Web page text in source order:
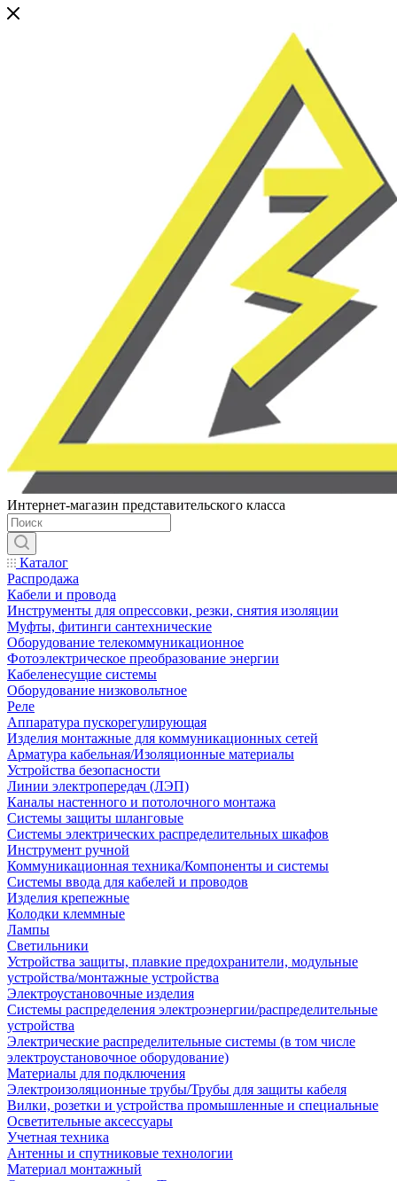
Интернет-магазин представительского класса
Каталог
Распродажа
Кабели и провода
Инструменты для опрессовки, резки, снятия изоляции
Муфты, фитинги сантехнические
Оборудование телекоммуникационное
Фотоэлектрическое преобразование энергии
Кабеленесущие системы
Оборудование низковольтное
Реле
Аппаратура пускорегулирующая
Изделия монтажные для коммуникационных сетей
Арматура кабельная/Изоляционные материалы
Устройства безопасности
Линии электропередач (ЛЭП)
Каналы настенного и потолочного монтажа
Системы защиты шланговые
Системы электрических распределительных шкафов
Инструмент ручной
Коммуникационная техника/Компоненты и системы
Системы ввода для кабелей и проводов
Изделия крепежные
Колодки клеммные
Лампы
Светильники
Устройства защиты, плавкие предохранители, модульные
устройства/монтажные устройства
Электроустановочные изделия
Системы распределения электроэнергии/распределительные
устройства
Электрические распределительные системы (в том числе
электроустановочное оборудование)
Материалы для подключения
Электроизоляционные трубы/Трубы для защиты кабеля
Вилки, розетки и устройства промышленные и специальные
Осветительные аксессуары
Учетная техника
Антенны и спутниковые технологии
Материал монтажный